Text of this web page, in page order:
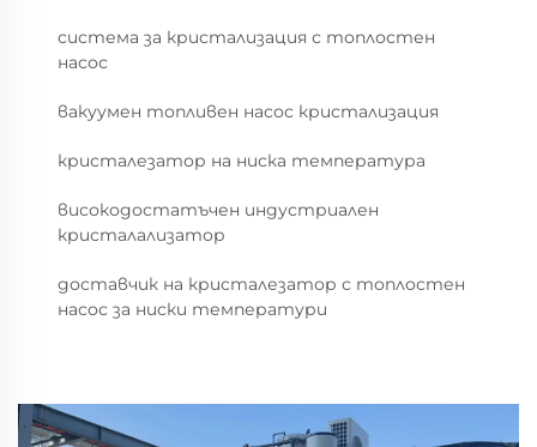
система за кристализация с топлостен
насос
вакуумен топливен насос кристализация
кристалезатор на ниска температура
високодостатъчен индустриален
кристалализатор
доставчик на кристалезатор с топлостен
насос за ниски температури